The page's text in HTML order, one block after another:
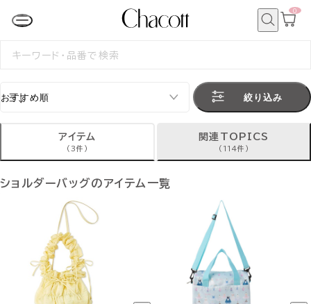
カ
0
検
絞り込み
アイテム
(3件)
関連TOPICS
(114件)
ショルダーバッグのアイテム一覧